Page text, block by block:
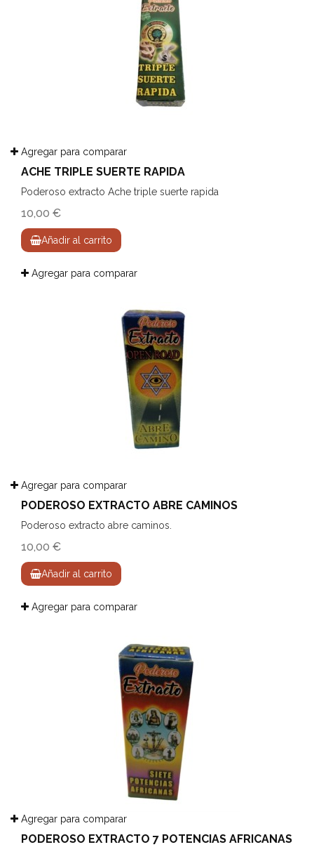
Agregar para comparar
ACHE TRIPLE SUERTE RAPIDA
Poderoso extracto Ache triple suerte rapida
10,00 €
Añadir al carrito
Agregar para comparar
Agregar para comparar
PODEROSO EXTRACTO ABRE CAMINOS
Poderoso extracto abre caminos.
10,00 €
Añadir al carrito
Agregar para comparar
Agregar para comparar
PODEROSO EXTRACTO 7 POTENCIAS AFRICANAS